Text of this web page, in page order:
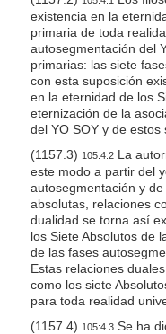
existencia en la
primaria de toda
autosegmentación del
primarias: las siete
con esta suposición
en la eternidad de los
eternización de la
del YO SOY y de estos
(1157.3) 105:4.2La
este modo a partir del
autosegmentación y
absolutas, relaciones
dualidad se torna así
los Siete Absolutos de
de las fases
Estas relaciones
como los siete
para toda realidad
(1157.4) 105:4.3Se ha